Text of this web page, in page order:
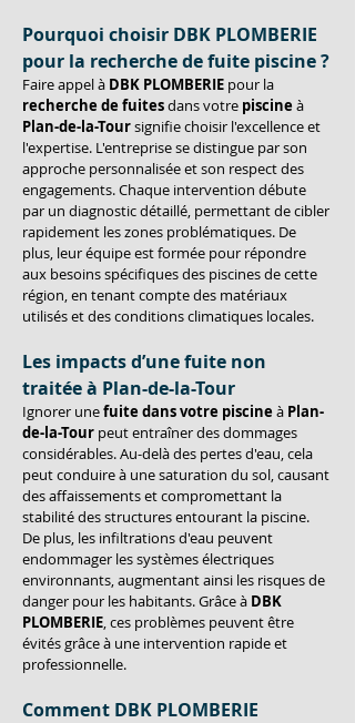
Pourquoi choisir DBK PLOMBERIE
pour la recherche de fuite piscine ?
Faire appel à DBK PLOMBERIE pour la
recherche de fuites dans votre piscine à
Plan-de-la-Tour signifie choisir l'excellence et
l'expertise. L'entreprise se distingue par son
approche personnalisée et son respect des
engagements. Chaque intervention débute
par un diagnostic détaillé, permettant de cibler
rapidement les zones problématiques. De
plus, leur équipe est formée pour répondre
aux besoins spécifiques des piscines de cette
région, en tenant compte des matériaux
utilisés et des conditions climatiques locales.
Les impacts d’une fuite non
traitée à Plan-de-la-Tour
Ignorer une fuite dans votre piscine à Plan-
de-la-Tour peut entraîner des dommages
considérables. Au-delà des pertes d'eau, cela
peut conduire à une saturation du sol, causant
des affaissements et compromettant la
stabilité des structures entourant la piscine.
De plus, les infiltrations d'eau peuvent
endommager les systèmes électriques
environnants, augmentant ainsi les risques de
danger pour les habitants. Grâce à DBK
PLOMBERIE, ces problèmes peuvent être
évités grâce à une intervention rapide et
professionnelle.
Comment DBK PLOMBERIE